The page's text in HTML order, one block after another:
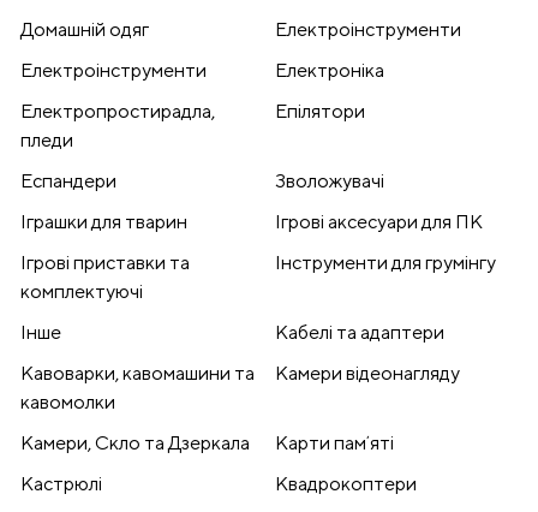
Домашній одяг
Електроінструменти
Електроінструменти
Електроніка
Електропростирадла,
пледи
Епілятори
Еспандери
Зволожувачі
Іграшки для тварин
Ігрові аксесуари для ПК
Ігрові приставки та
комплектуючі
Інструменти для грумінгу
Інше
Кабелі та адаптери
Кавоварки, кавомашини та
кавомолки
Камери відеонагляду
Камери, Скло та Дзеркала
Карти памʼяті
Кастрюлі
Квадрокоптери